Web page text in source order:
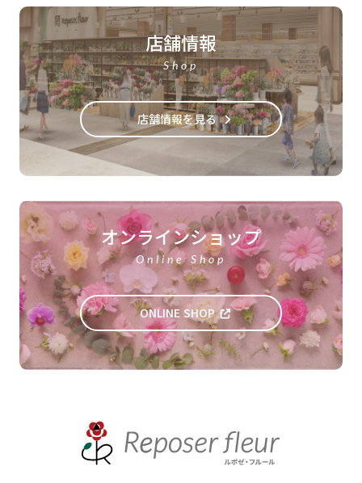
店舗情報
Shop
店舗情報を見る
オンラインショップ
Online Shop
ONLINE SHOP